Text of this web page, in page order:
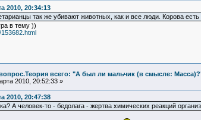
2010, 20:34:13
так же убивают животных, как и все люди. Корова
в тему ))
всего: "А был ли мальчик (в смысле:
2010, 20:52:33 »
2010, 20:47:38
А человек-то - бедолага - жертва химических реакций